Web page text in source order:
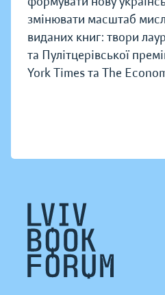
змінювати масштаб
виданих книг: твори
та Пулітцерівської
York Times та The